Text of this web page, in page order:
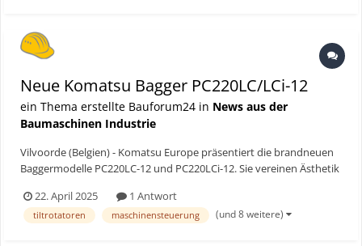
Neue Komatsu Bagger PC220LC/LCi-12
ein Thema erstellte Bauforum24 in News aus der
Baumaschinen Industrie
Vilvoorde (Belgien) - Komatsu Europe präsentiert die brandneuen
Baggermodelle PC220LC-12 und PC220LCi-12. Sie vereinen Ästhetik
Emissionswerten, maximaler Leistung, Digitalisierung und einer
Vielzahl an Sicherheitsmaßnahmen. Kurzum:...
22. April 2025 1 Antwort
tiltrotatoren maschinensteuerung (und 8 weitere)